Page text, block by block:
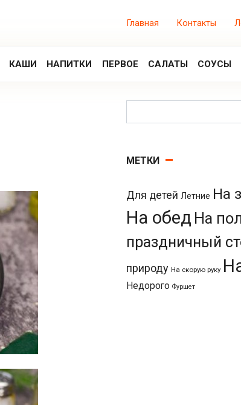
Главная Контакты
КАШИ НАПИТКИ ПЕРВОЕ САЛАТЫ СОУСЫ
МЕТКИ
Для детей Летние На
На обед На
праздничный
природу На скорую руку
Недорого Фуршет